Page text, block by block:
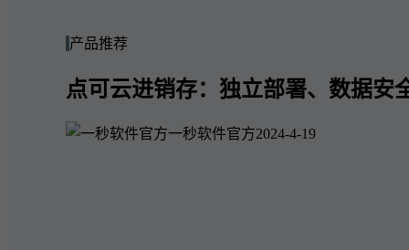
产品推荐
点可云进销存：独立部署、数据安
一秒软件官方2024-4-19